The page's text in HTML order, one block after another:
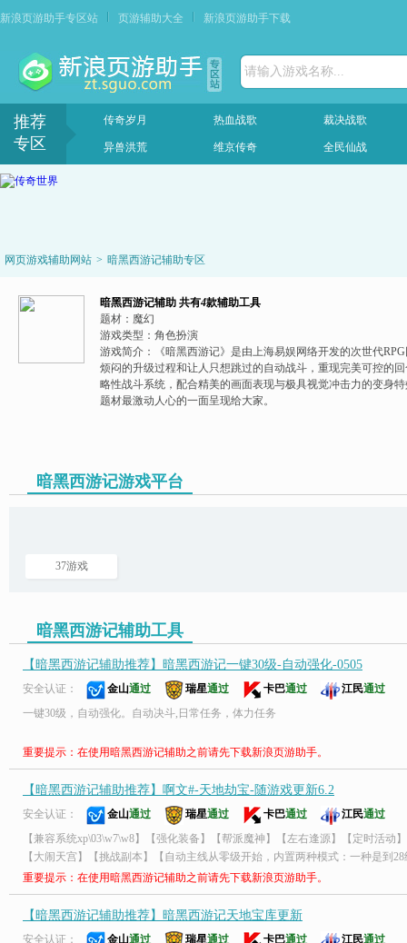
新浪页游助手专区站 页游辅助大全 新浪页游助手下载
请输入游戏名称...
推荐
专区
传奇岁月 热血战歌 裁决战歌
异兽洪荒 维京传奇 全民仙战
网页游戏辅助网站 > 暗黑西游记辅助专区
暗黑西游记辅助 共有4款辅助工具
题材： 魔幻
游戏类型： 角色扮演
游戏简介：
《暗黑西游记》是由上海易娱网络开发的次世代
烦闷的升级过程和让人只想跳过的自动战斗，重现完美可控的
略性战斗系统，配合精美的画面表现与极具视觉冲击力的变身
题材最激动人心的一面呈现给大家。
暗黑西游记游戏平台
37游戏
暗黑西游记辅助工具
【暗黑西游记辅助推荐】暗黑西游记一键30级-自动强化-0505
安全认证： 金山通过 瑞星通过 卡巴通过 江民通过
一键30级，自动强化。自动决斗,日常任务，体力任务
重要提示：在使用暗黑西游记辅助之前请先下载新浪页游助手。
【暗黑西游记辅助推荐】啊文#-天地劫宝-随游戏更新6.2
安全认证： 金山通过 瑞星通过 卡巴通过 江民通过
【兼容系统xp\03\w7\w8】【强化装备】【帮派魔神】【左右逢源】【定时活动
【大闹天宫】【挑战副本】【自动主线从零级开始，内置两种模式：一种是到
法继续主线为止】
重要提示：在使用暗黑西游记辅助之前请先下载新浪页游助手。
【暗黑西游记辅助推荐】暗黑西游记天地宝库更新
安全认证： 金山通过 瑞星通过 卡巴通过 江民通过